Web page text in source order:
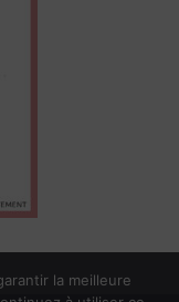
la meilleure